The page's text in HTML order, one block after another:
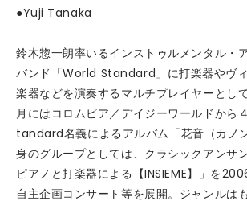
●Yuji Tanaka
鈴木惣一朗率いるインストゥルメンタル・
バンド「World Standard」に打楽器やヴ
楽器などを演奏するマルチプレイヤーとし
月にはコロムビア／デイジーワールドから
tandard名義によるアルバム「花音（カノ
身のグループとしては、クラシックアンサ
ピアノと打楽器による【INSIEME】」を
自主企画コンサート等を展開。ジャンルは